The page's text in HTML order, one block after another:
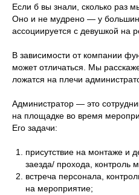
Если б вы знали, сколько раз
Оно и не мудрено — у
ассоциируется с девушкой на
В зависимости от компании
может отличаться. Мы
ложатся на плечи
Администратор — это
на площадке во время
Его задачи:
присутствие на монтаже и
заезда/ прохода, контроль
встреча персонала,
на мероприятие;